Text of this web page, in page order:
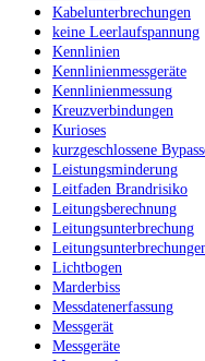
Kabelunterbrechungen
keine Leerlaufspannung
Kennlinien
Kennlinienmessgeräte
Kennlinienmessung
Kreuzverbindungen
Kurioses
kurzgeschlossene
Leistungsminderung
Leitfaden Brandrisiko
Leitungsberechnung
Leitungsunterbrechung
Lichtbogen
Marderbiss
Messdatenerfassung
Messgerät
Messgeräte